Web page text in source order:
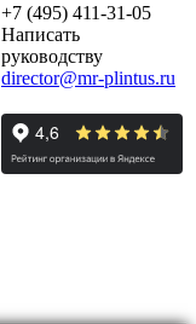
+7 (495) 411-31-05
Написать
руководству
director@mr-plintus.ru